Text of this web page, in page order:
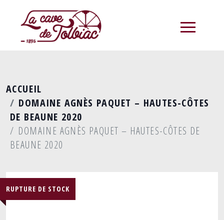
ACCUEIL
DOMAINE AGNÈS PAQUET – HAUTES-CÔTES
DE BEAUNE 2020
DOMAINE AGNÈS PAQUET – HAUTES-CÔTES DE
BEAUNE 2020
RUPTURE DE STOCK